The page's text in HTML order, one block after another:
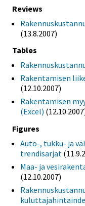
Reviews
(13.8.2007)
Tables
Rakentamisen
(12.10.2007)
Rakentamisen
(Excel)
Figures
Auto-, tukku- ja
trendisarjat
Maa- ja
(12.10.2007)